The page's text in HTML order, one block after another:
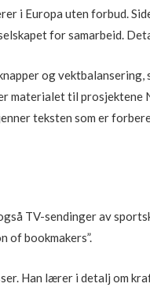
i Europa uten forbud.
for samarbeid.
og
materialet til
teksten som er
TV-sendinger av
of bookmakers”.
Han lærer i detalj om